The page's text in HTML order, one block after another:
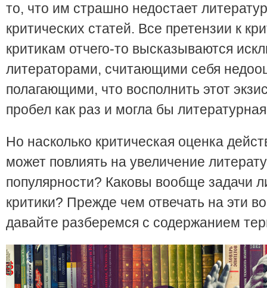
то, что им страшно недостает
критических статей. Все претензии к
критикам отчего-то высказываются
литераторами, считающими себя
полагающими, что восполнить этот
пробел как раз и могла бы
Но насколько критическая оценка
может повлиять на увеличение
популярности? Каковы вообще задачи
критики? Прежде чем отвечать на эти
давайте разберемся с содержанием